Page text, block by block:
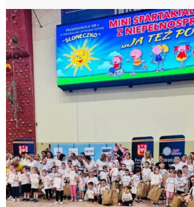
XXII SPARTAKIADA DLA DZIECI Z
NIEPEŁNOSPRAWNOŚCIĄ „JA TEŻ
2025/2026